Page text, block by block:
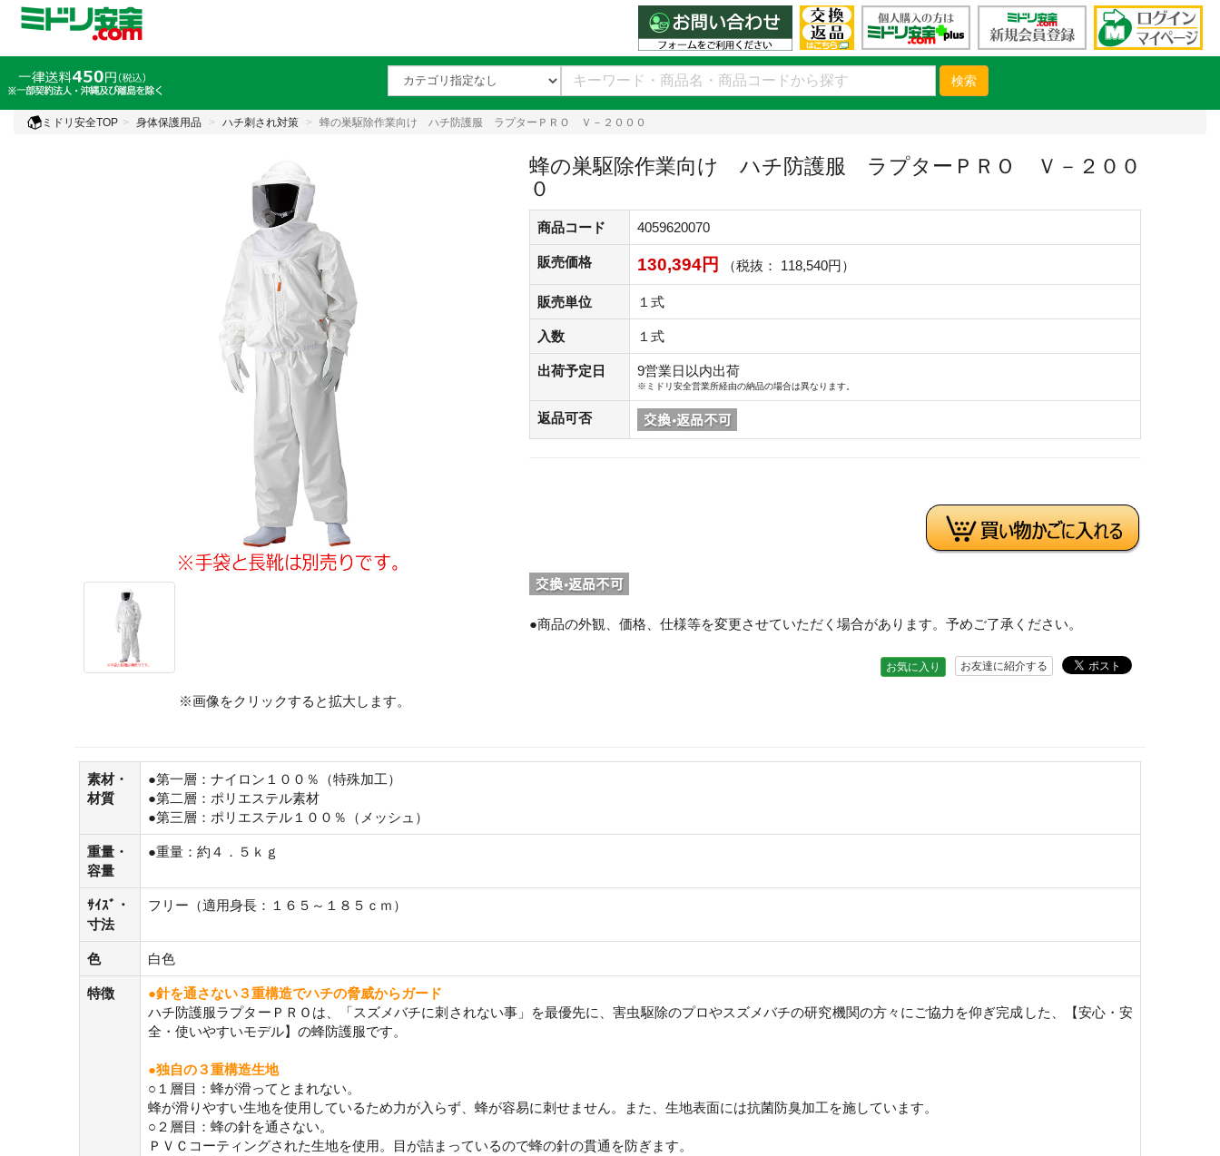
検索
ミドリ安全TOP 身体保護用品 ハチ刺され対策 蜂の巣駆除作業向け ハチ防護服 ラプターＰＲＯ Ｖ－２０００
※画像をクリックすると拡大します。
蜂の巣駆除作業向け ハチ防護服 ラプターＰＲＯ Ｖ－２００
０
商品コード 4059620070
販売価格 130,394円 （税抜： 118,540円）
販売単位 １式
入数 １式
出荷予定日 9営業日以内出荷
※ミドリ安全営業所経由の納品の場合は異なります。
返品可否
●商品の外観、価格、仕様等を変更させていただく場合があります。予めご了承ください。
お友達に紹介する
お気に入り
素材・
材質
●第一層：ナイロン１００％（特殊加工）
●第二層：ポリエステル素材
●第三層：ポリエステル１００％（メッシュ）
重量・
容量
●重量：約４．５ｋｇ
ｻｲｽﾞ・
寸法
フリー（適用身長：１６５～１８５ｃｍ）
色 白色
特徴
●針を通さない３重構造でハチの脅威からガード
ハチ防護服ラプターＰＲＯは、「スズメバチに刺されない事」を最優先に、害虫駆除のプロやスズメバチの研究機関の方々にご協力を仰ぎ完成した、【安心・安
全・使いやすいモデル】の蜂防護服です。
●独自の３重構造生地
○１層目：蜂が滑ってとまれない。
蜂が滑りやすい生地を使用しているため力が入らず、蜂が容易に刺せません。また、生地表面には抗菌防臭加工を施しています。
○２層目：蜂の針を通さない。
ＰＶＣコーティングされた生地を使用。目が詰まっているので蜂の針の貫通を防ぎます。